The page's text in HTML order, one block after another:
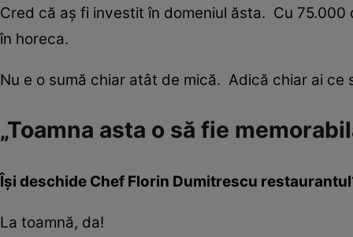
Cred că aș fi investit în domeniul ăsta. Cu
în horeca.
Nu e o sumă chiar atât de mică. Adică chiar ai ce
„Toamna asta o să fie
Își deschide Chef Florin Dumitrescu
La toamnă, da!